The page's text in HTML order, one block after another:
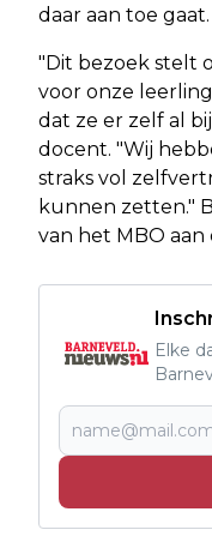
daar aan toe gaat.
​"Dit bezoek stelt
voor onze
dat ze er zelf al
docent. "Wij
straks vol
kunnen zetten."
van het MBO aan
Elke